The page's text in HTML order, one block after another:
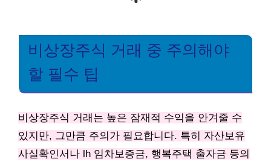
비상장주식 거래 중 주의해야
할 필수 팁
비상장주식 거래는 높은 잠재적 수익을 안겨줄 수
있지만, 그만큼 주의가 필요합니다. 특히 자산보유
사실확인서나 lh 임차보증금, 행복주택 출자금 등의